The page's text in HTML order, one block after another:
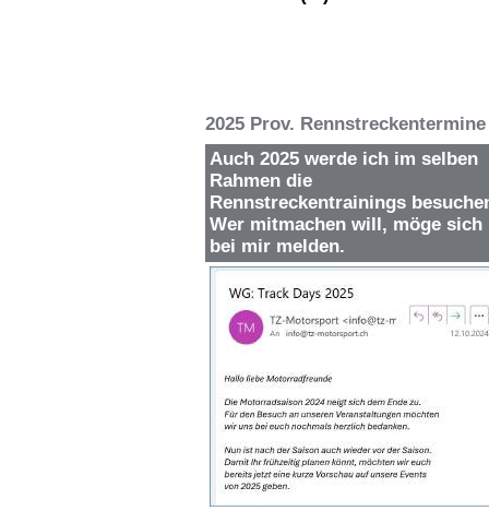
2025 Prov.
Auch 2025 werde ich im selben
Rahmen die
Rennstreckentrainings
Wer mitmachen will, möge sich
bei mir melden.